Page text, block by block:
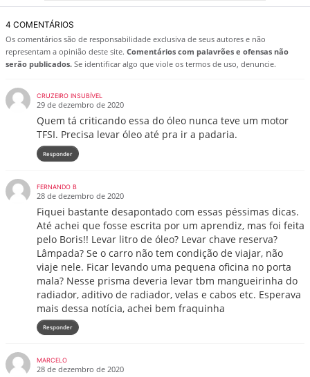
4 COMENTÁRIOS
Os comentários são de responsabilidade exclusiva de seus autores e não
representam a opinião deste site. Comentários com palavrões e ofensas não
serão publicados. Se identificar algo que viole os termos de uso, denuncie.
CRUZEIRO INSUBÍVEL
29 de dezembro de 2020
Quem tá criticando essa do óleo nunca teve um motor
TFSI. Precisa levar óleo até pra ir a padaria.
Responder
FERNANDO B
28 de dezembro de 2020
Fiquei bastante desapontado com essas péssimas dicas.
Até achei que fosse escrita por um aprendiz, mas foi feita
pelo Boris!! Levar litro de óleo? Levar chave reserva?
Lâmpada? Se o carro não tem condição de viajar, não
viaje nele. Ficar levando uma pequena oficina no porta
mala? Nesse prisma deveria levar tbm mangueirinha do
radiador, aditivo de radiador, velas e cabos etc. Esperava
mais dessa notícia, achei bem fraquinha
Responder
MARCELO
28 de dezembro de 2020